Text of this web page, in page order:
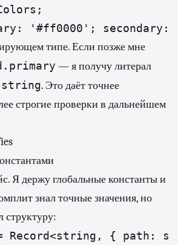
'#ff0000'; secondary:
типе. Если позже мне
— я получу литерал
string. Это даёт точнее
строгие проверки в дальнейшем
Я держу глобальные константы и
знал точные значения, но
структуру:
Record<string, { path: